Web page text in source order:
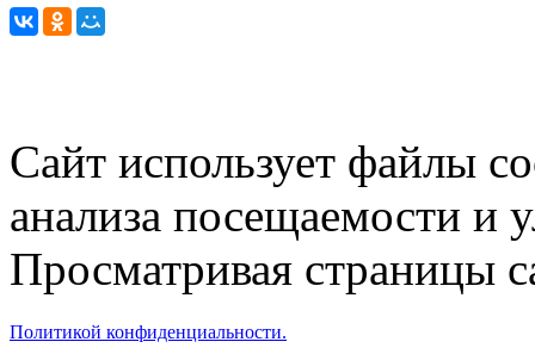
Сайт использует файлы
анализа посещаемости и
Просматривая страницы
Политикой конфиденциальности.